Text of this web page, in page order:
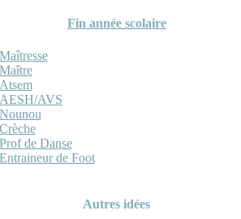
Fin année scolaire
Maîtresse
Maître
Atsem
AESH/AVS
Nounou
Crèche
Prof de Danse
Entraineur de Foot
Autres idées